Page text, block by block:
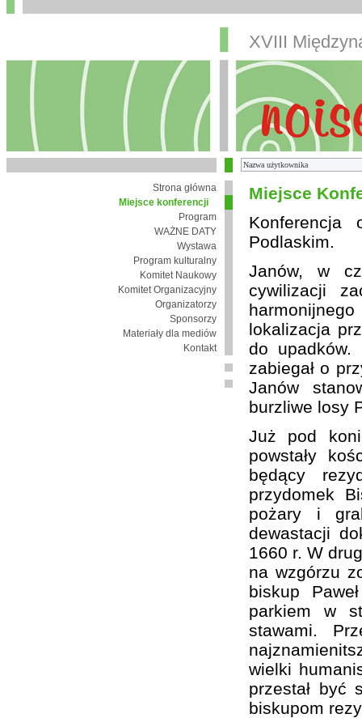
XVIII
Strona główna
Miejsce konferencji
Program
WAŻNE DATY
Wystawa
Program kulturalny
Komitet Naukowy
Komitet Organizacyjny
Organizatorzy
Sponsorzy
Materiały dla mediów
Kontakt
Miejsce
Podlaskim.
Janów, w
cywilizacji
lokalizacja
do upadków.
zabiegał o
Janów
burzliwe losy
Już pod
powstały
będący
przydomek
pożary i
dewastacji
1660 r. W
na wzgórzu
biskup
parkiem w
stawami.
wielki
przestał być
biskupom